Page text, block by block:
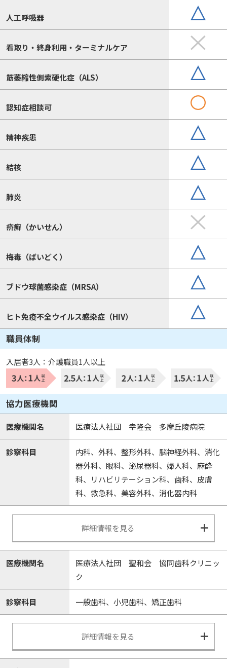
人工呼吸器
看取り・終身利用・ターミナルケア
筋萎縮性側索硬化症（ALS）
認知症相談可
精神疾患
結核
肺炎
疥癬（かいせん）
梅毒（ばいどく）
ブドウ球菌感染症（MRSA）
ヒト免疫不全ウイルス感染症（HIV）
職員体制
入居者3人：介護職員1人以上
協力医療機関
医療機関名 医療法人社団 幸隆会 多摩丘陵病院
診察科目
内科、外科、整形外科、脳神経外科、消化
器外科、眼科、泌尿器科、婦人科、麻酔
科、リハビリテーション科、歯科、皮膚
科、救急科、美容外科、消化器内科
詳細情報を見る
医療機関名
医療法人社団 聖和会 協同歯科クリニッ
ク
診察科目 一般歯科、小児歯科、矯正歯科
詳細情報を見る